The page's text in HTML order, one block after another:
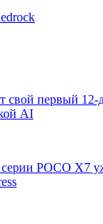
свой первый
AI
POCO X7